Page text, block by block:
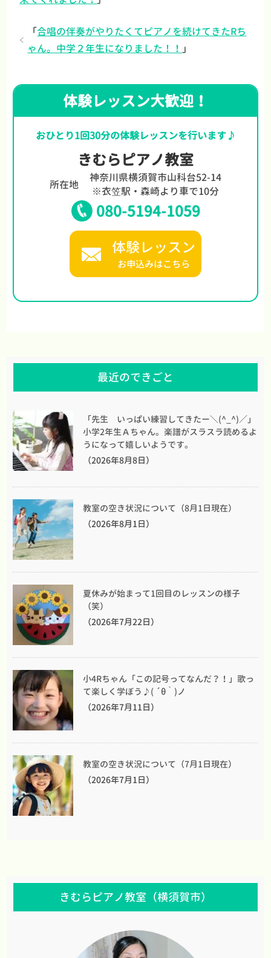
「合唱の伴奏がやりたくてピアノを続けてきたRち
ゃん。中学２年生になりました！！ 」
体験レッスン大歓迎！
おひとり1回30分の体験レッスンを行います♪
きむらピアノ教室
所在地
神奈川県横須賀市山科台52-14
※衣笠駅・森崎より車で10分
080-5194-1059
体験レッスン
お申込みはこちら
最近のできごと
「先生 いっぱい練習してきたー＼(^_^)／」
小学2年生Ａちゃん。楽譜がスラスラ読めるよ
うになって嬉しいようです。
（2026年8月8日）
教室の空き状況について（8月1日現在）
（2026年8月1日）
夏休みが始まって1回目のレッスンの様子
（笑）
（2026年7月22日）
小4Rちゃん「この記号ってなんだ？！」歌っ
て楽しく学ぼう♪( ´θ｀)ノ
（2026年7月11日）
教室の空き状況について（7月1日現在）
（2026年7月1日）
きむらピアノ教室（横須賀市）